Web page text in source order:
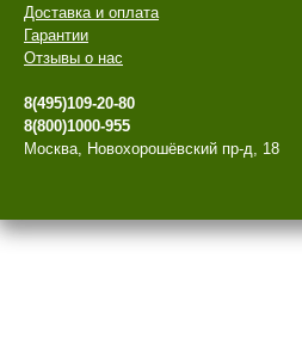
Доставка и оплата
Гарантии
Отзывы о нас
8(495)109-20-80
8(800)1000-955
Москва, Новохорошёвский пр-д, 18